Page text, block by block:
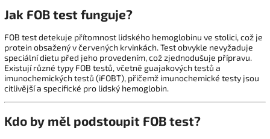
Jak FOB test funguje?
FOB test detekuje přítomnost lidského hemoglobinu ve stolici, což je
protein obsažený v červených krvinkách.Test obvykle nevyžaduje
speciální dietu před jeho provedením, což zjednodušuje přípravu.
Existují různé typy FOB testů, včetně guajakových testů a
imunochemických testů (iFOBT), přičemž imunochemické testy jsou
citlivější a specifické pro lidský hemoglobin.
Kdo by měl podstoupit FOB test?